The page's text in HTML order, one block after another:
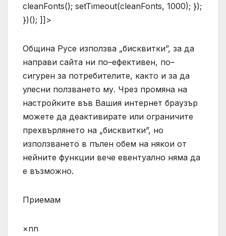
cleanFonts(); setTimeout(cleanFonts, 1000); });
})(); ]]>
Община Русе използва „бисквитки”, за да
направи сайта ни по–ефективен, по–
сигурен за потребителите, както и за да
улесни ползването му. Чрез промяна на
настройките във Вашия интернет браузър
можете да деактивирате или ограничите
прехвърлянето на „бисквитки”, но
използването в пълен обем на някои от
нейните функции вече евентуално няма да
е възможно.
Приемам
×nn